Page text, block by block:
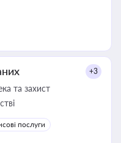
+3
та захист
послуги